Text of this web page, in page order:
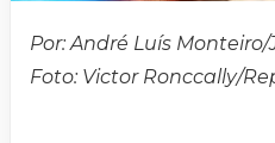
Por: André Luís
Foto: Victor Ronccally/